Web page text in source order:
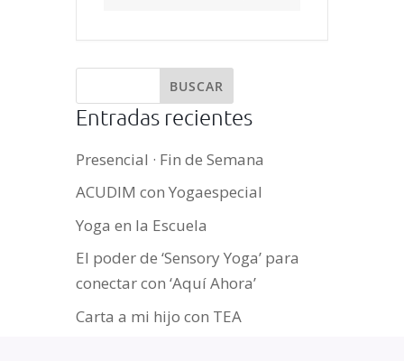
Entradas recientes
Presencial · Fin de Semana
ACUDIM con Yogaespecial
Yoga en la Escuela
El poder de ‘Sensory Yoga’ para
conectar con ‘Aquí Ahora’
Carta a mi hijo con TEA